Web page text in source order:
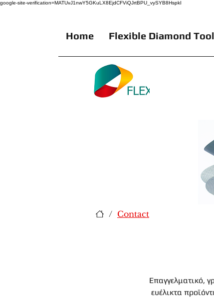
google-site-verification=MATUvJ1nwY5GKuLX8EjdCFViQJrtBPU_vySYB8HspkI
Home Flexible Diamond Tool
/ Contact
Επαγγελματικό,
ευέλικτα